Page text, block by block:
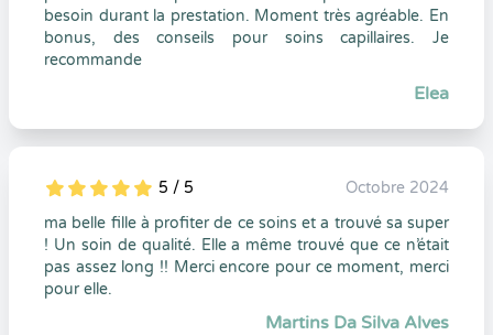
besoin durant la prestation. Moment très agréable. En
bonus, des conseils pour soins capillaires. Je
recommande
Elea
5
1
5
0 5 / 5
Octobre 2024
ma belle fille à profiter de ce soins et a trouvé sa super
! Un soin de qualité. Elle a même trouvé que ce n’était
pas assez long !! Merci encore pour ce moment, merci
pour elle.
Martins Da Silva Alves